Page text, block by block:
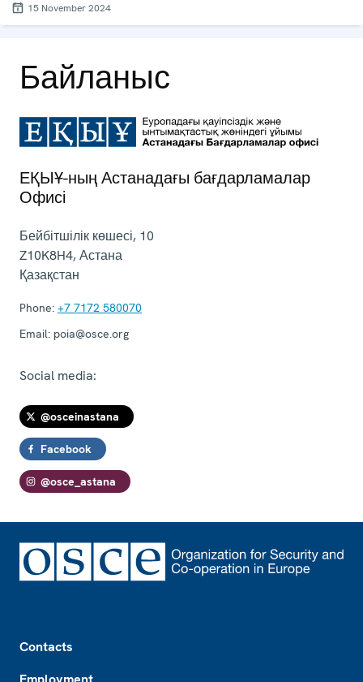
15 November 2024
Байланыс
ЕҚЫҰ-ның Астанадағы бағдарламалар
Офисі
Бейбітшілік көшесі, 10
Z10K8H4,Астана
Қазақстан
Phone: +7 7172 580070
Email: poia@osce.org
Social media:
@osceinastana
Facebook
@osce_astana
Contacts